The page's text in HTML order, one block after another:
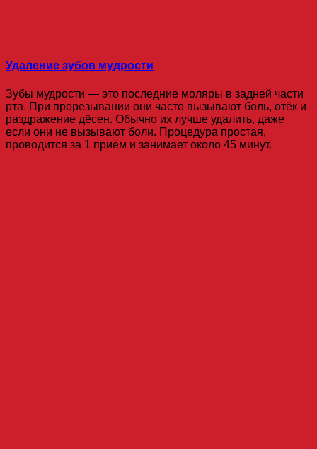
Удаление зубов мудрости
Зубы мудрости — это последние моляры в задней части
рта. При прорезывании они часто вызывают боль, отёк и
раздражение дёсен. Обычно их лучше удалить, даже
если они не вызывают боли. Процедура простая,
проводится за 1 приём и занимает около 45 минут.